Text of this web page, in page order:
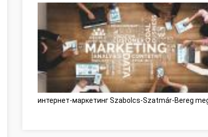
интернет-маркетинг Szabolcs-Szatmár-Bereg